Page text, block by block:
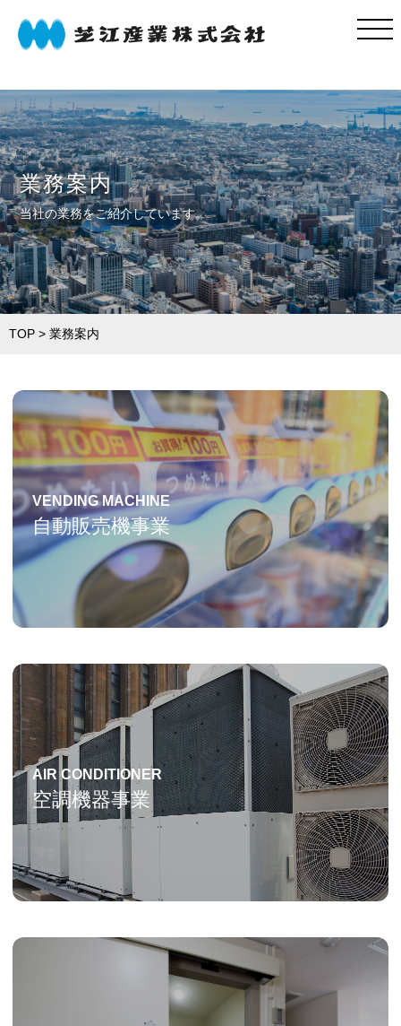
自動販売機 業務案内
納入実績 よくある質問
会社案内 お問い合わせ
お知らせ
プライバシーポリシー サイトマップ
業務案内
当社の業務をご紹介しています。
TOP > 業務案内
VENDING MACHINE
自動販売機事業
AIR CONDITIONER
空調機器事業